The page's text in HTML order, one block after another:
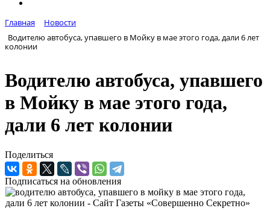
Главная
Новости
Водителю автобуса, упавшего в Мойку в мае этого года, дали 6 лет
колонии
Водителю автобуса, упавшего
в Мойку в мае этого года,
дали 6 лет колонии
Поделиться
Подписаться на обновления